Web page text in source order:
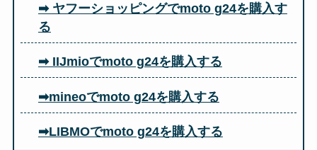
➡ ヤフーショッピングでmoto g24を購入す
る
➡ IIJmioでmoto g24を購入する
➡mineoでmoto g24を購入する
➡LIBMOでmoto g24を購入する